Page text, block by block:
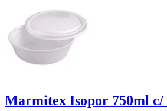
Marmitex Isopor 750ml c/